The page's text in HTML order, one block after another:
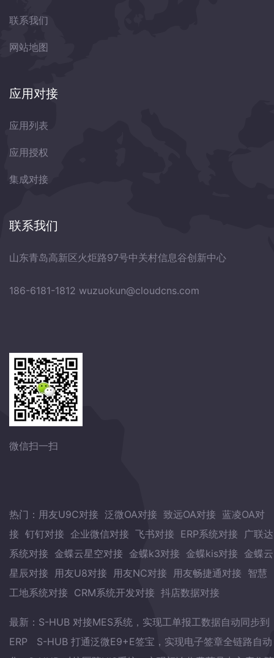
联系我们
网站地图
应用对接
应用列表
应用授权
集成对接
联系我们
山东青岛高新区火炬路97号中关村信息谷创新中心
186-6181-1812 wuzuokun@cloudcns.com
微信扫一扫
热门： 用友U9C对接 泛微OA对接 致远OA对接 蓝凌OA对
接 钉钉对接 企业微信对接 飞书对接 ERP系统对接 广联达
系统对接 金蝶云星空对接 金蝶k3对接 金蝶kis对接 金蝶云
星辰对接 用友U8对接 用友NC对接 用友畅捷通对接 智慧
工地系统对接 CRM系统开发对接 抖店数据对接
最新： S-HUB 对接MES系统，实现工单报工数据自动同步到
ERP
S-HUB 打通泛微E9+E签宝，实现电子签章全链路自动